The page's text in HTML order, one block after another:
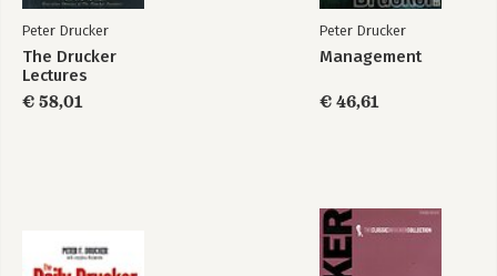
18. Leadership as a work
20. The second half of your life
Afterword: The Challenge Ahead
Peter Drucker
The Drucker
Lectures
€ 58,01
Peter Drucker
Management
€ 46,61